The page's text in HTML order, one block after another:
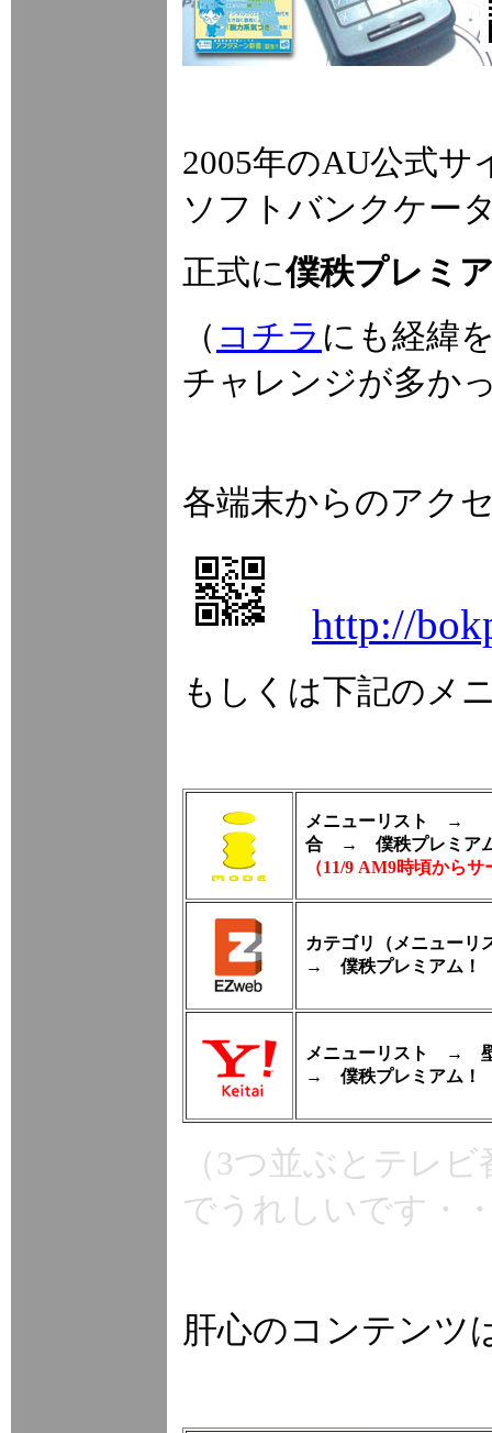
2005年のAU公式
ソフトバンクケー
正式に僕秩プレミ
（ コチラ にも経緯
チャレンジが多か
各端末からのアク
http://
もしくは下記のメ
メニューリスト → 【
合 → 僕秩プレミア
（11/9 AM9時頃から
カテゴリ（メニュ
→ 僕秩プレミアム！
メニューリスト →
→ 僕秩プレミアム！
（3つ並ぶとテレ
でうれしいです・
肝心のコンテンツ